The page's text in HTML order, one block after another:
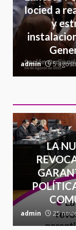
Iocied a
y
admin 5
LA
admin 25